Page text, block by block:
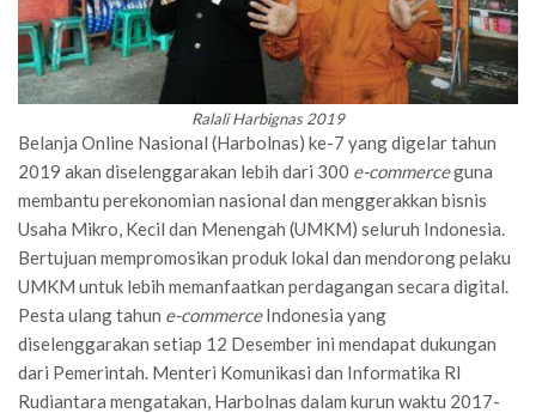
Ralali Harbignas 2019
Belanja Online Nasional (Harbolnas) ke-7 yang digelar tahun
2019 akan diselenggarakan lebih dari 300 e-commerceguna
membantu perekonomian nasional dan menggerakkan bisnis
Usaha Mikro, Kecil dan Menengah (UMKM) seluruh Indonesia.
Bertujuan mempromosikan produk lokal dan mendorong pelaku
UMKM untuk lebih memanfaatkan perdagangan secara digital.
Pesta ulang tahun e-commerceIndonesia yang
diselenggarakan setiap 12 Desember ini mendapat dukungan
dari Pemerintah. Menteri Komunikasi dan Informatika RI
Rudiantara mengatakan, Harbolnas dalam kurun waktu 2017-